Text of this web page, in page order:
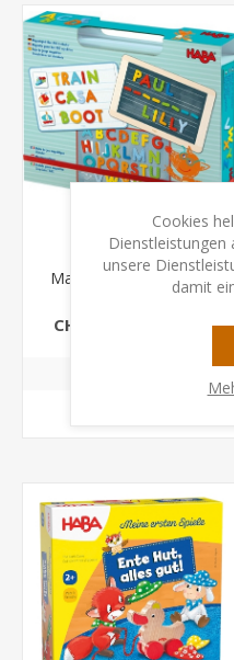
Magnetspiel-Box ABC-
CHF 19.92
Cookies
Dienstleistungen
unsere
damit